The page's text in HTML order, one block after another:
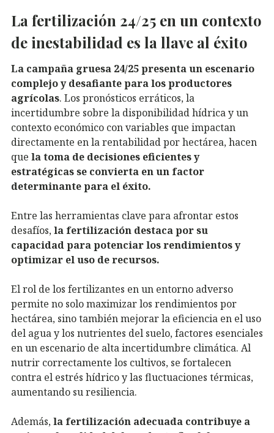
La fertilización 24/25 en un contexto
de inestabilidad es la llave al éxito
La campaña gruesa 24/25 presenta un escenario
complejo y desafiante para los productores
agrícolas. Los pronósticos erráticos, la
incertidumbre sobre la disponibilidad hídrica y un
contexto económico con variables que impactan
directamente en la rentabilidad por hectárea, hacen
que la toma de decisiones eficientes y
estratégicas se convierta en un factor
determinante para el éxito.
Entre las herramientas clave para afrontar estos
desafíos,la fertilización destaca por su
capacidad para potenciar los rendimientos y
optimizar el uso de recursos.
El rol de los fertilizantes en un entorno adverso
permite no solo maximizar los rendimientos por
hectárea, sino también mejorar la eficiencia en el uso
del agua y los nutrientes del suelo, factores esenciales
en un escenario de alta incertidumbre climática. Al
nutrir correctamente los cultivos, se fortalecen
contra el estrés hídrico y las fluctuaciones térmicas,
aumentando su resiliencia.
Además,la fertilización adecuada contribuye a